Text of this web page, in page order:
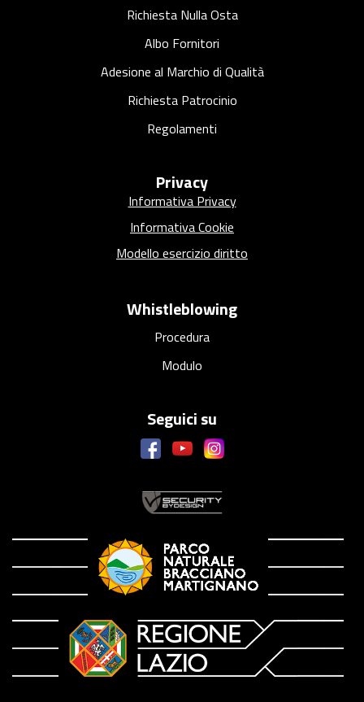
Richiesta Nulla Osta
Albo Fornitori
Adesione al Marchio di Qualità
Richiesta Patrocinio
Regolamenti
Privacy
Informativa Privacy
Informativa Cookie
Modello esercizio diritto
Whistleblowing
Procedura
Modulo
Seguici su